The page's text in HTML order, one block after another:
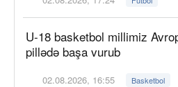
U-18 basketbol millimiz
pillədə başa vurub
02.08.2026, 16:55 Basketbol